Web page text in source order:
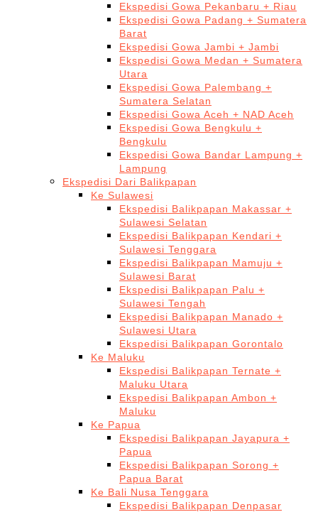
Ekspedisi Gowa Pekanbaru + Riau
Ekspedisi Gowa Padang + Sumatera
Barat
Ekspedisi Gowa Jambi + Jambi
Ekspedisi Gowa Medan + Sumatera
Utara
Ekspedisi Gowa Palembang +
Sumatera Selatan
Ekspedisi Gowa Aceh + NAD Aceh
Ekspedisi Gowa Bengkulu +
Bengkulu
Ekspedisi Gowa Bandar Lampung +
Lampung
Ekspedisi Dari Balikpapan
Ke Sulawesi
Ekspedisi Balikpapan Makassar +
Sulawesi Selatan
Ekspedisi Balikpapan Kendari +
Sulawesi Tenggara
Ekspedisi Balikpapan Mamuju +
Sulawesi Barat
Ekspedisi Balikpapan Palu +
Sulawesi Tengah
Ekspedisi Balikpapan Manado +
Sulawesi Utara
Ekspedisi Balikpapan Gorontalo
Ke Maluku
Ekspedisi Balikpapan Ternate +
Maluku Utara
Ekspedisi Balikpapan Ambon +
Maluku
Ke Papua
Ekspedisi Balikpapan Jayapura +
Papua
Ekspedisi Balikpapan Sorong +
Papua Barat
Ke Bali Nusa Tenggara
Ekspedisi Balikpapan Denpasar